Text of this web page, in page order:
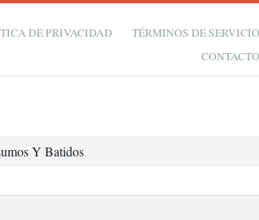
DE PRIVACIDAD
TÉRMINOS DE
Y Batidos